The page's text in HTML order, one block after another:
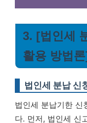
3. [법인세
활용 방법
법인세 분납 신
법인세 분납기한 신
다. 먼저, 법인세 신